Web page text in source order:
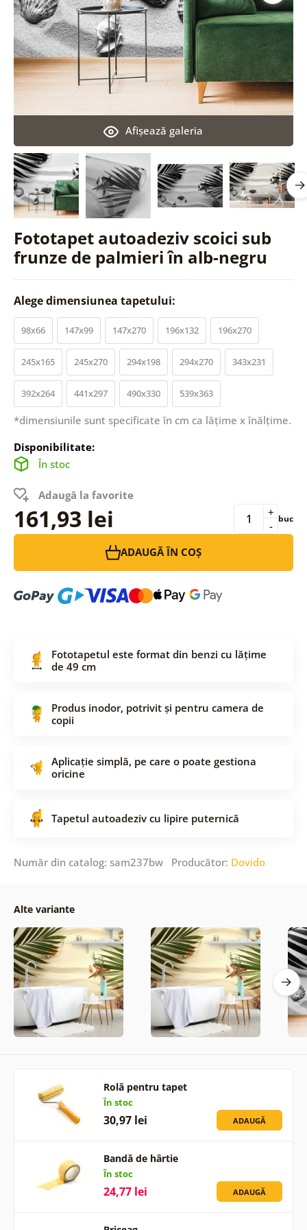
Fototapet autoadeziv scoici sub
frunze de palmieri în alb-negru
Afişează galeria
Alege dimensiunea tapetului:
98x66 147x99 147x270 196x132 196x270
245x165 245x270 294x198 294x270 343x231
392x264 441x297 490x330 539x363
*dimensiunile sunt specificate în cm ca lățime x înălțime.
Disponibilitate:
În stoc
Adaugă la favorite
161,93 lei -
+ buc
ADAUGĂ ÎN COȘ
Fototapetul este format din benzi cu lățime
de 49 cm
Produs inodor, potrivit și pentru camera de
copii
Aplicație simplă, pe care o poate gestiona
oricine
Tapetul autoadeziv cu lipire puternică
Număr din catalog: sam237bw Producător: Dovido
Alte variante
Rolă pentru tapet
În stoc
30,97 lei ADAUGĂ
Bandă de hârtie
În stoc
24,77 lei ADAUGĂ